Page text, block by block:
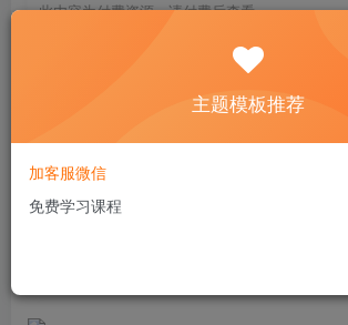
此内容为付费资源，请付费后查看
9.9
免费
暂时无法购
主题模板推荐
加客服微信
免费学习课程